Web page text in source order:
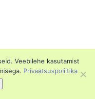
Veebilehe kasutamist
Privaatsuspoliitika